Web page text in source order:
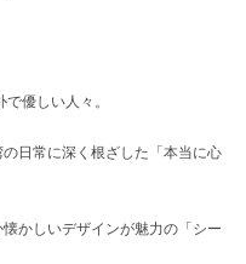
優しい人々。
日常に深く根ざした「本当に心
かしいデザインが魅力の「シー